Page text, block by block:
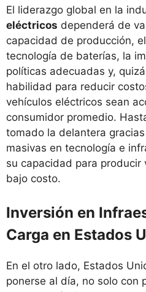
El liderazgo global en la
eléctricos dependerá de
capacidad de producción,
tecnología de baterías, la
políticas adecuadas y,
habilidad para reducir
vehículos eléctricos sean
consumidor promedio.
tomado la delantera
masivas en tecnología e
su capacidad para producir
bajo costo.
Inversión en
Carga en Estados
En el otro lado, Estados
ponerse al día, no solo con